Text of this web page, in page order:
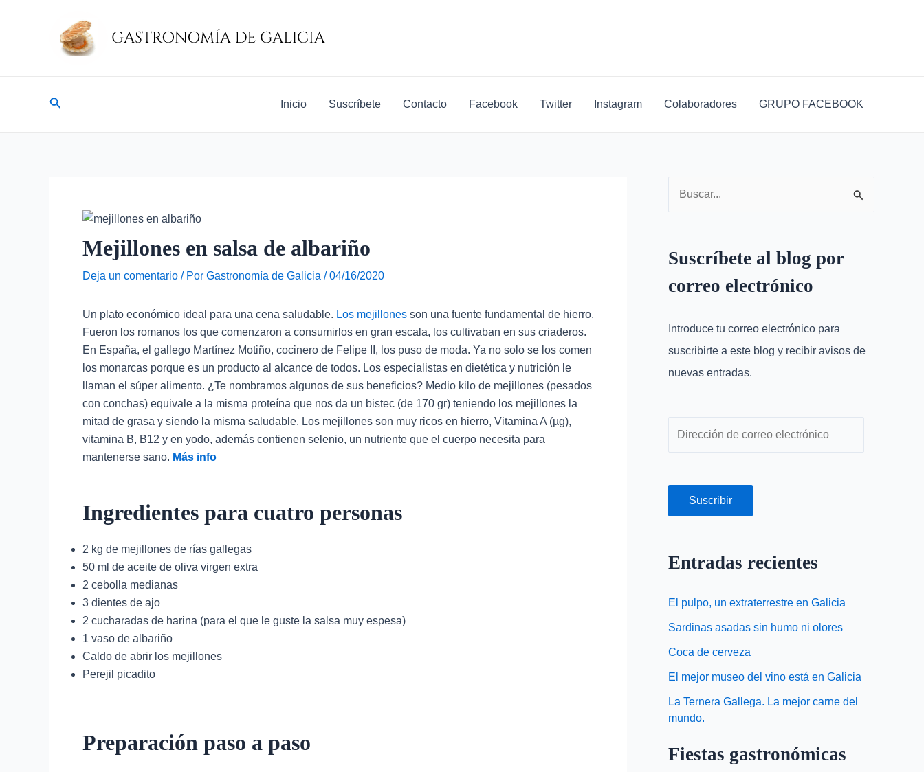
Buscar Inicio Suscríbete Contacto Facebook Twitter Instagram Colaboradores GRUPO FACEBOOK
Mejillones en salsa de albariño
Deja un comentario / Por Gastronomía de Galicia /04/16/2020
Un plato económico ideal para una cena saludable. Los mejillones son una fuente fundamental de hierro.
Fueron los romanos los que comenzaron a consumirlos en gran escala, los cultivaban en sus criaderos.
En España, el gallego Martínez Motiño, cocinero de Felipe II, los puso de moda. Ya no solo se los comen
los monarcas porque es un producto al alcance de todos. Los especialistas en dietética y nutrición le
llaman el súper alimento. ¿Te nombramos algunos de sus beneficios? Medio kilo de mejillones (pesados
con conchas) equivale a la misma proteína que nos da un bistec (de 170 gr) teniendo los mejillones la
mitad de grasa y siendo la misma saludable. Los mejillones son muy ricos en hierro, Vitamina A (µg),
vitamina B, B12 y en yodo, además contienen selenio, un nutriente que el cuerpo necesita para
mantenerse sano. Más info
Ingredientes para cuatro personas
2 kg de mejillones de rías gallegas
50 ml de aceite de oliva virgen extra
2 cebolla medianas
3 dientes de ajo
2 cucharadas de harina (para el que le guste la salsa muy espesa)
1 vaso de albariño
Caldo de abrir los mejillones
Perejil picadito
Preparación paso a paso
de
entradas
c
a
p
o
r
Suscríbete al blog por
correo electrónico
Introduce tu correo electrónico para
suscribirte a este blog y recibir avisos de
nuevas entradas.
c
c
r
ó
i
o
Suscribir
Entradas recientes
El pulpo, un extraterrestre en Galicia
Sardinas asadas sin humo ni olores
Coca de cerveza
El mejor museo del vino está en Galicia
La Ternera Gallega. La mejor carne del
mundo.
Fiestas gastronómicas